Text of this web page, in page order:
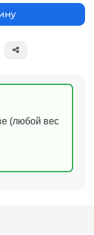
(любой вес